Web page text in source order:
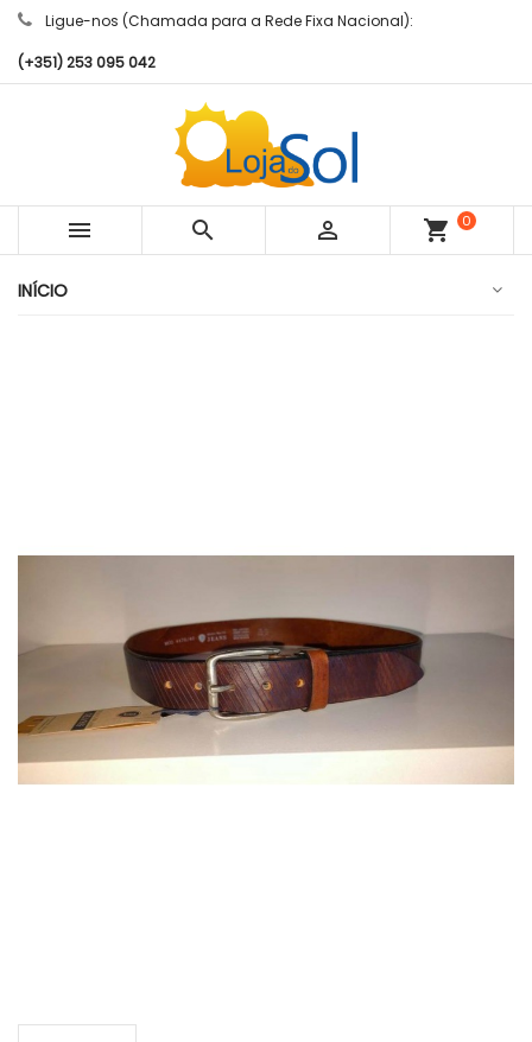
Ligue-nos (Chamada para a Rede Fixa Nacional):
(+351) 253 095 042
   shopping_cart
0
INÍCIO